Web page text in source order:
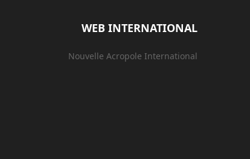
WEB INTERNATIONAL
Nouvelle Acropole International